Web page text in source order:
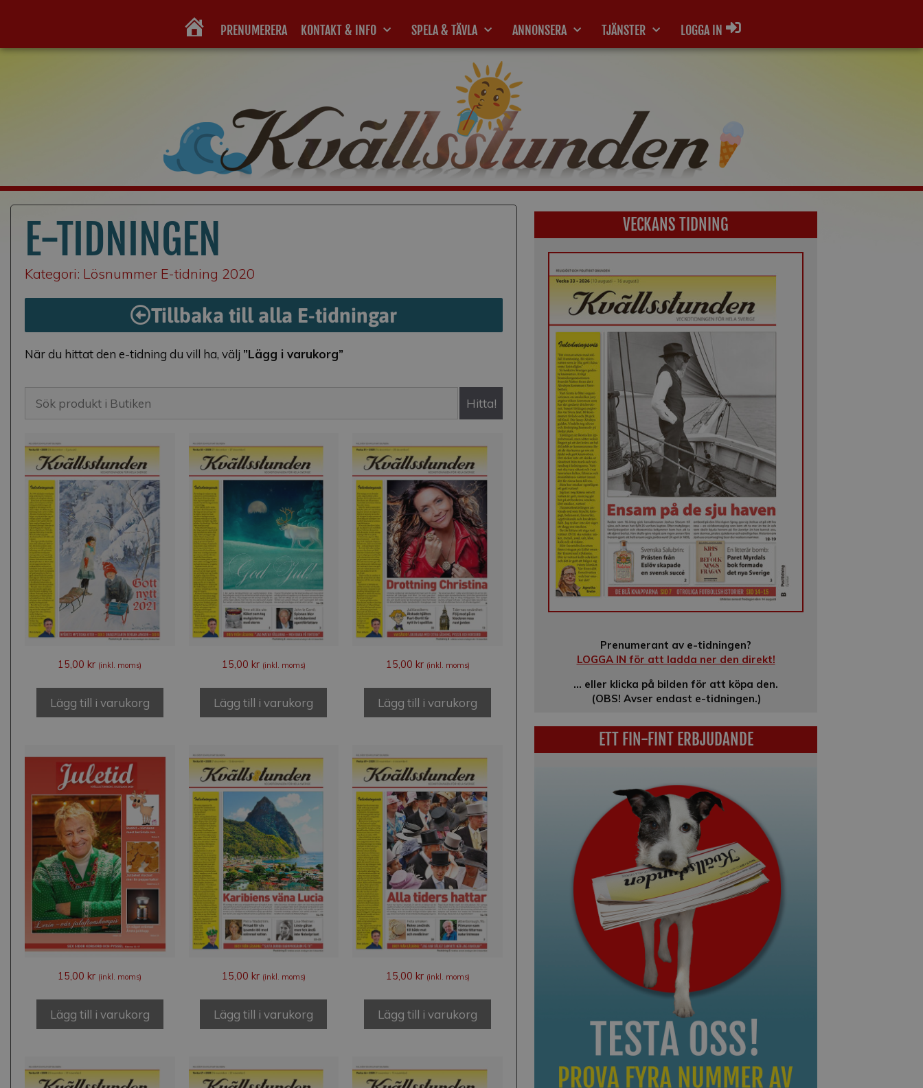
HEM PRENUMERERA KONTAKT & INFO SPELA & TÄVLA ANNONSERA TJÄNSTER LOGGA IN
E-TIDNINGEN
Kategori: Lösnummer E-tidning 2020
Tillbaka till alla E-tidningar
När du hittat den e-tidning du vill ha, välj ”Lägg i varukorg”
Hitta!
15,00kr (inkl. moms)
Lägg till i varukorg
15,00 kr (inkl. moms)
Lägg till i varukorg
15,00 kr (inkl. moms)
Lägg till i varukorg
15,00kr (inkl. moms)
Lägg till i varukorg
15,00 kr (inkl. moms)
Lägg till i varukorg
15,00 kr (inkl. moms)
Lägg till i varukorg
VECKANS TIDNING
Prenumerant av e-tidningen?
LOGGA IN för att ladda ner den direkt!
… eller klicka på bilden för att köpa den.
(OBS! Avser endast e-tidningen.)
ETT FIN-FINT ERBJUDANDE